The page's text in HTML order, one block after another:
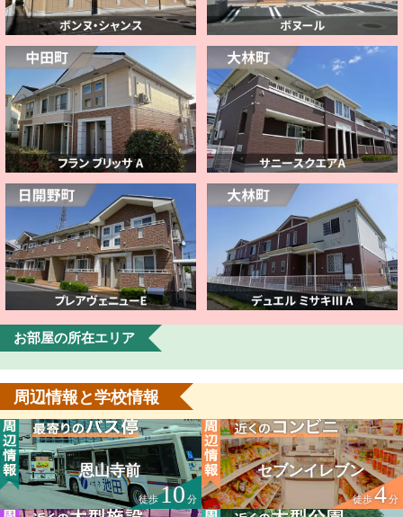
お部屋の所在エリア
周辺情報と学校情報
恩山寺前
徒歩10分
セブンイレブン
徒歩4分